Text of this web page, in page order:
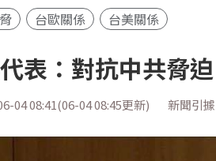
台歐關係 台美關係
表：對抗中共脅
04 08:41(06-04 08:45更新) 新聞引